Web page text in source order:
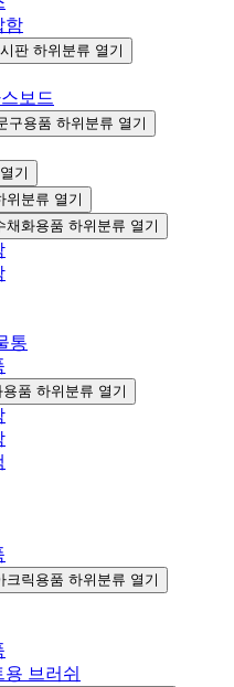
함
판 하위분류 열기
보드
구용품 하위분류 열기
기
위분류 열기
채화용품 하위분류 열기
통
용품 하위분류 열기
크릭용품 하위분류 열기
브러쉬